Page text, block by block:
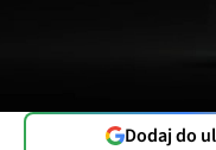
Dodaj do